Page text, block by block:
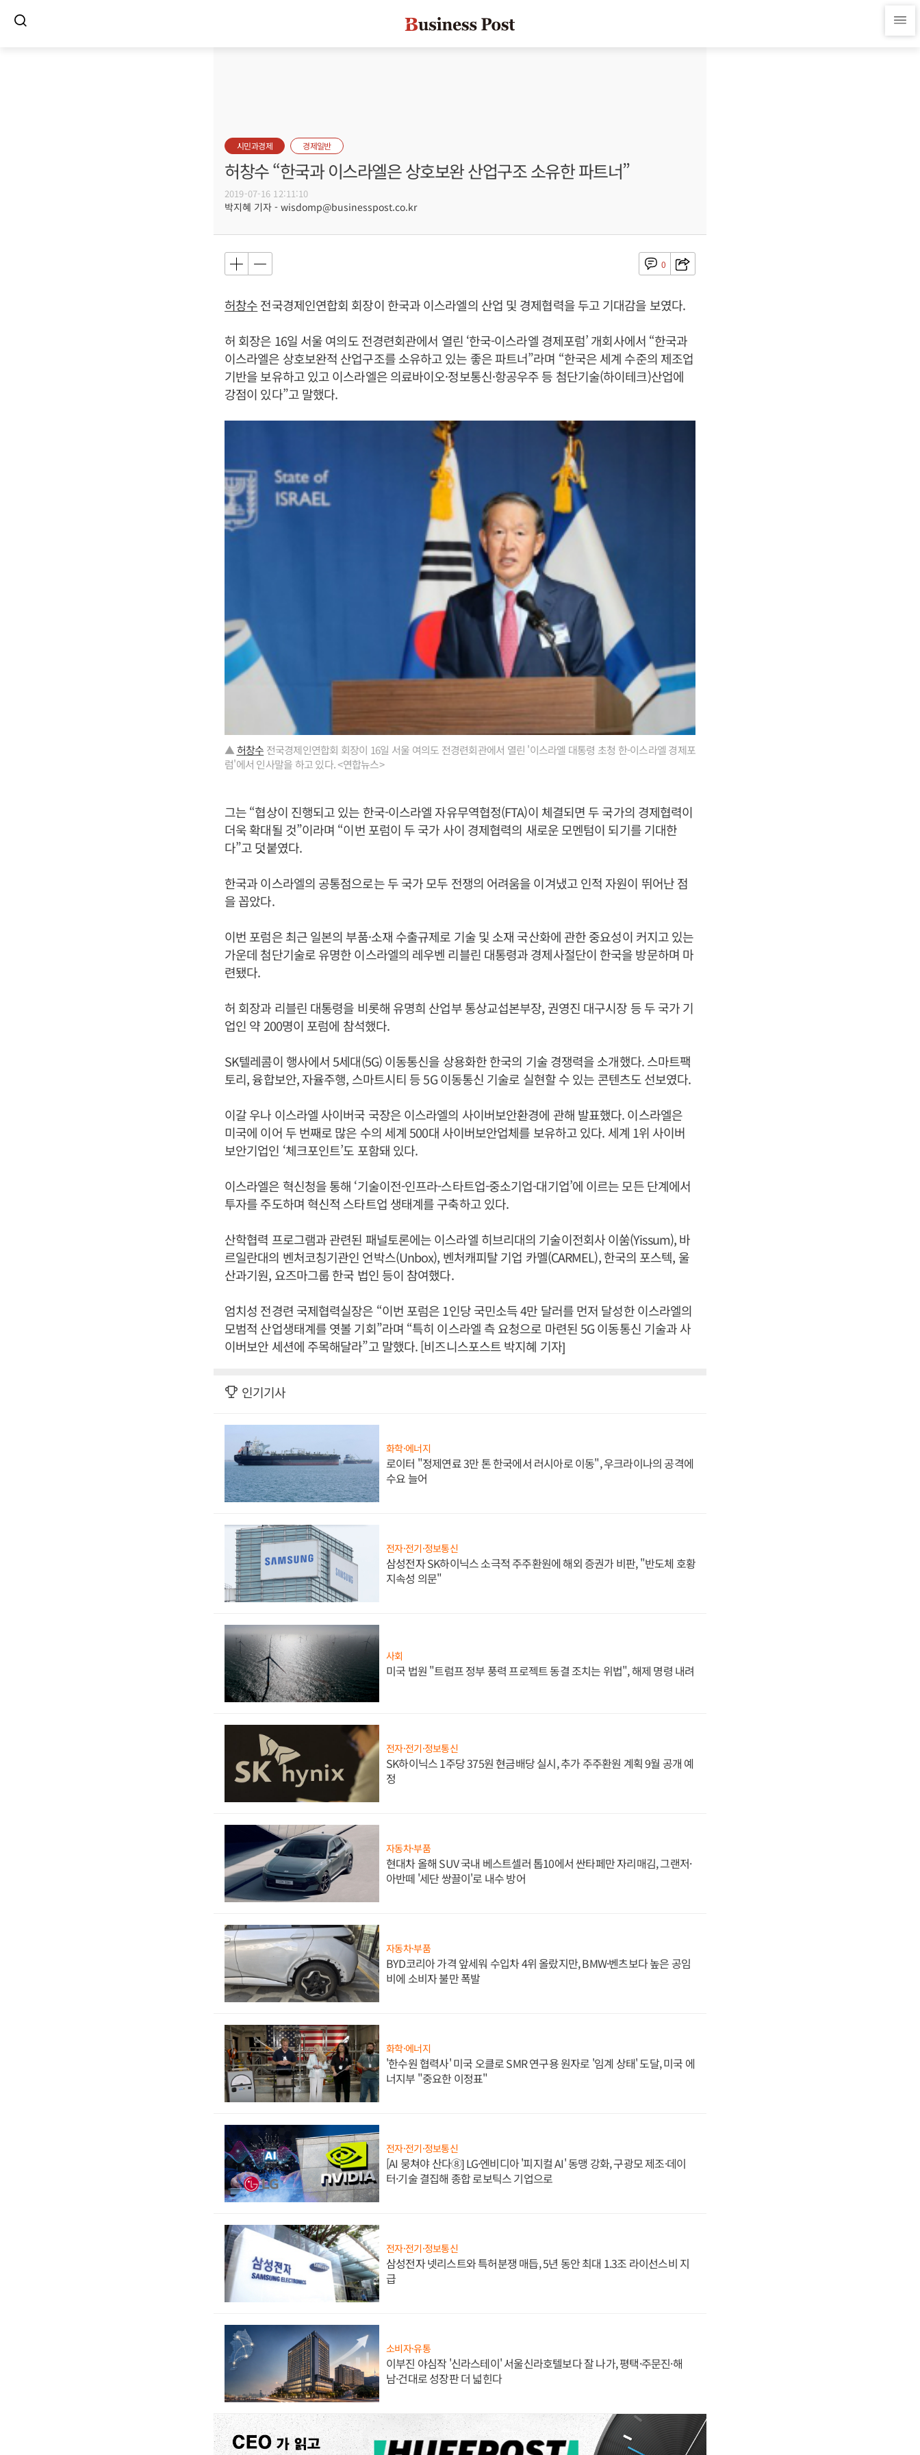
시민과경제 경제일반
허창수 “한국과 이스라엘은 상호보완 산업구조 소유한 파트너”
2019-07-16 12:11:10
박지혜 기자 - wisdomp@businesspost.co.kr
0
허창수전국경제인연합회 회장이 한국과 이스라엘의 산업 및 경제협력을 두고 기대감을 보였다.
허 회장은 16일 서울 여의도 전경련회관에서 열린 ‘한국-이스라엘 경제포럼’ 개회사에서 “한국과
이스라엘은 상호보완적 산업구조를 소유하고 있는 좋은 파트너”라며 “한국은 세계 수준의 제조업
기반을 보유하고 있고 이스라엘은 의료바이오·정보통신·항공우주 등 첨단기술(하이테크)산업에
강점이 있다”고 말했다.
▲허창수 전국경제인연합회 회장이 16일 서울 여의도 전경련회관에서 열린 '이스라엘 대통령 초청 한-이스라엘 경제포
럼'에서 인사말을 하고 있다. <연합뉴스>
그는 “협상이 진행되고 있는 한국-이스라엘 자유무역협정(FTA)이 체결되면 두 국가의 경제협력이
더욱 확대될 것”이라며 “이번 포럼이 두 국가 사이 경제협력의 새로운 모멘텀이 되기를 기대한
다”고 덧붙였다.
한국과 이스라엘의 공통점으로는 두 국가 모두 전쟁의 어려움을 이겨냈고 인적 자원이 뛰어난 점
을 꼽았다.
이번 포럼은 최근 일본의 부품·소재 수출규제로 기술 및 소재 국산화에 관한 중요성이 커지고 있는
가운데 첨단기술로 유명한 이스라엘의 레우벤 리블린 대통령과 경제사절단이 한국을 방문하며 마
련됐다.
허 회장과 리블린 대통령을 비롯해 유명희 산업부 통상교섭본부장, 권영진 대구시장 등 두 국가 기
업인 약 200명이 포럼에 참석했다.
SK텔레콤이 행사에서 5세대(5G) 이동통신을 상용화한 한국의 기술 경쟁력을 소개했다. 스마트팩
토리, 융합보안, 자율주행, 스마트시티 등 5G 이동통신 기술로 실현할 수 있는 콘텐츠도 선보였다.
이갈 우나 이스라엘 사이버국 국장은 이스라엘의 사이버보안환경에 관해 발표했다. 이스라엘은
미국에 이어 두 번째로 많은 수의 세계 500대 사이버보안업체를 보유하고 있다. 세계 1위 사이버
보안기업인 ‘체크포인트’도 포함돼 있다.
이스라엘은 혁신청을 통해 ‘기술이전-인프라-스타트업-중소기업-대기업’에 이르는 모든 단계에서
투자를 주도하며 혁신적 스타트업 생태계를 구축하고 있다.
산학협력 프로그램과 관련된 패널토론에는 이스라엘 히브리대의 기술이전회사 이쑴(Yissum), 바
르일란대의 벤처코칭기관인 언박스(Unbox), 벤처캐피탈 기업 카멜(CARMEL), 한국의 포스텍, 울
산과기원, 요즈마그룹 한국 법인 등이 참여했다.
엄치성 전경련 국제협력실장은 “이번 포럼은 1인당 국민소득 4만 달러를 먼저 달성한 이스라엘의
모범적 산업생태계를 엿볼 기회”라며 “특히 이스라엘 측 요청으로 마련된 5G 이동통신 기술과 사
이버보안 세션에 주목해달라”고 말했다. [비즈니스포스트 박지혜 기자]
인기기사
화학·에너지
로이터 "정제연료 3만 톤 한국에서 러시아로 이동", 우크라이나의 공격에
수요 늘어
전자·전기·정보통신
삼성전자 SK하이닉스 소극적 주주환원에 해외 증권가 비판, "반도체 호황
지속성 의문"
사회
미국 법원 "트럼프 정부 풍력 프로젝트 동결 조치는 위법", 해제 명령 내려
전자·전기·정보통신
SK하이닉스 1주당 375원 현금배당 실시, 추가 주주환원 계획 9월 공개 예
정
자동차·부품
현대차 올해 SUV 국내 베스트셀러 톱10에서 싼타페만 자리매김, 그랜저·
아반떼 '세단 쌍끌이'로 내수 방어
자동차·부품
BYD코리아 가격 앞세워 수입차 4위 올랐지만, BMW·벤츠보다 높은 공임
비에 소비자 불만 폭발
화학·에너지
'한수원 협력사' 미국 오클로 SMR 연구용 원자로 '임계 상태' 도달, 미국 에
너지부 "중요한 이정표"
전자·전기·정보통신
[AI 뭉쳐야 산다⑧] LG·엔비디아 '피지컬 AI' 동맹 강화, 구광모 제조·데이
터·기술 결집해 종합 로보틱스 기업으로
전자·전기·정보통신
삼성전자 넷리스트와 특허분쟁 매듭, 5년 동안 최대 1.3조 라이선스비 지
급
소비자·유통
이부진 야심작 '신라스테이' 서울신라호텔보다 잘 나가, 평택·주문진·해
남·건대로 성장판 더 넓힌다